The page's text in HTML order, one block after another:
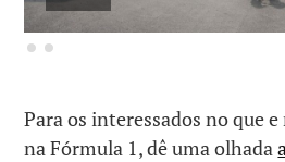
Para os interessados no que
na Fórmula 1, dê uma olhada